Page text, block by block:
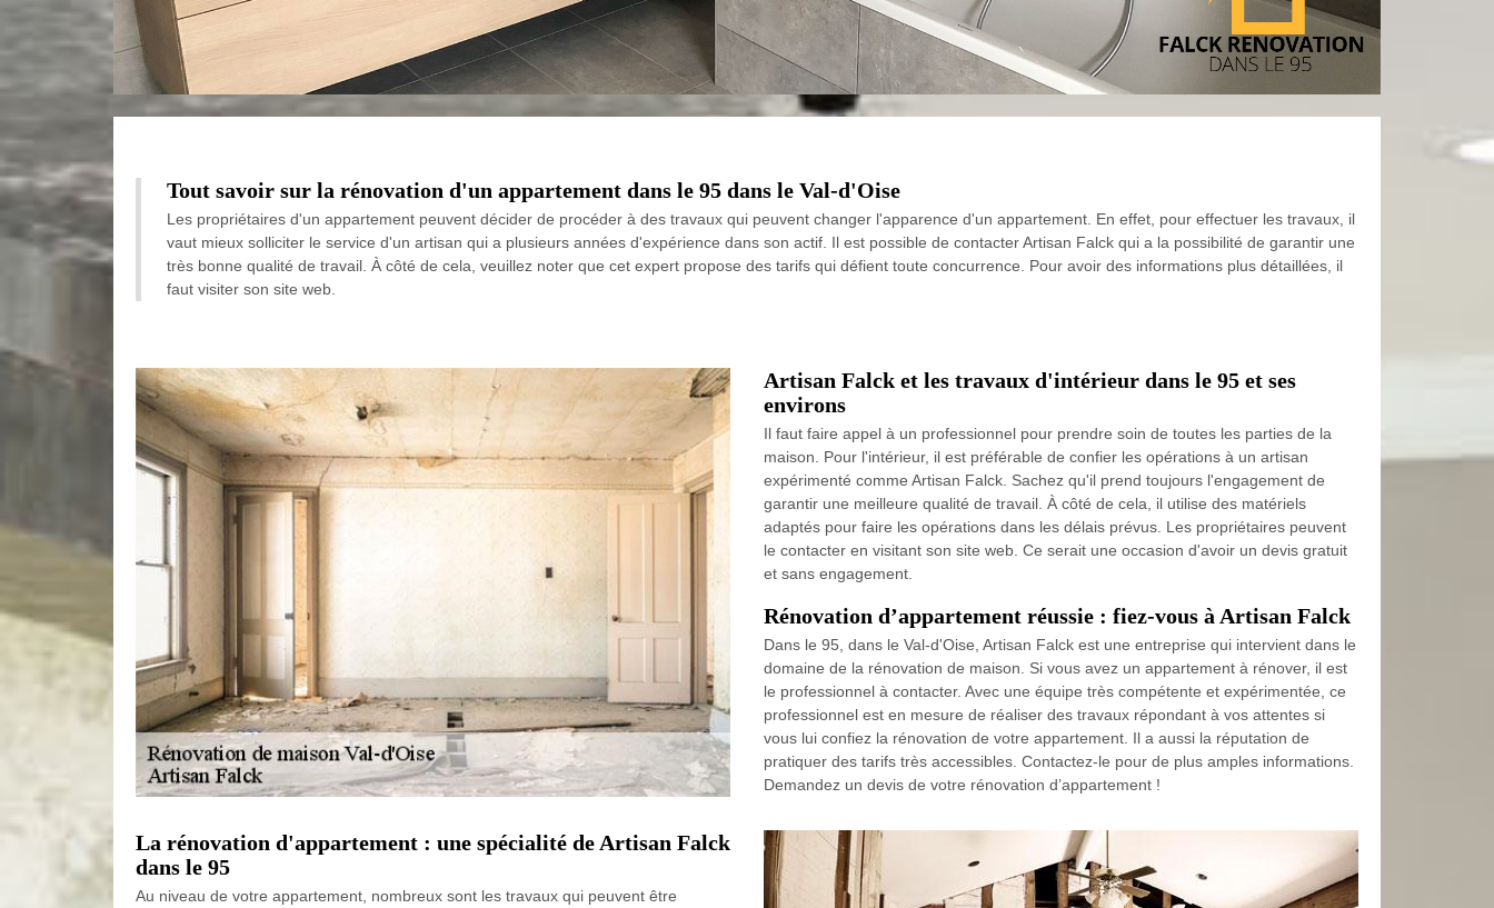
Tout savoir sur la rénovation d'un appartement dans le 95 dans le Val-d'Oise
Les propriétaires d'un appartement peuvent décider de procéder à des travaux qui peuvent changer l'apparence d'un appartement. En effet, pour effectuer les travaux, il
vaut mieux solliciter le service d'un artisan qui a plusieurs années d'expérience dans son actif. Il est possible de contacter Artisan Falck qui a la possibilité de garantir une
très bonne qualité de travail. À côté de cela, veuillez noter que cet expert propose des tarifs qui défient toute concurrence. Pour avoir des informations plus détaillées, il
faut visiter son site web.
Artisan Falck et les travaux d'intérieur dans le 95 et ses
environs
Il faut faire appel à un professionnel pour prendre soin de toutes les parties de la
maison. Pour l'intérieur, il est préférable de confier les opérations à un artisan
expérimenté comme Artisan Falck. Sachez qu'il prend toujours l'engagement de
garantir une meilleure qualité de travail. À côté de cela, il utilise des matériels
adaptés pour faire les opérations dans les délais prévus. Les propriétaires peuvent
le contacter en visitant son site web. Ce serait une occasion d'avoir un devis gratuit
et sans engagement.
Rénovation d’appartement réussie : fiez-vous à Artisan Falck
Dans le 95, dans le Val-d'Oise, Artisan Falck est une entreprise qui intervient dans le
domaine de la rénovation de maison. Si vous avez un appartement à rénover, il est
le professionnel à contacter. Avec une équipe très compétente et expérimentée, ce
professionnel est en mesure de réaliser des travaux répondant à vos attentes si
vous lui confiez la rénovation de votre appartement. Il a aussi la réputation de
pratiquer des tarifs très accessibles. Contactez-le pour de plus amples informations.
Demandez un devis de votre rénovation d’appartement !
La rénovation d'appartement : une spécialité de Artisan Falck
dans le 95
Au niveau de votre appartement, nombreux sont les travaux qui peuvent être